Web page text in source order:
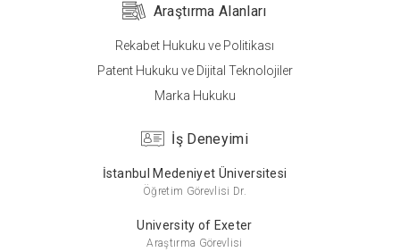
Lisans
Ankara Üniversitesi
Hukuk
Araştırma Alanları
Rekabet Hukuku ve Politikası
Patent Hukuku ve Dijital Teknolojiler
Marka Hukuku
İş Deneyimi
İstanbul Medeniyet Üniversitesi
Öğretim Görevlisi Dr.
University of Exeter
Araştırma Görevlisi